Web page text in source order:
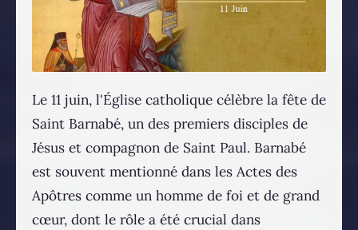
Le 11 juin, l'Église catholique célèbre la fête de
Saint Barnabé, un des premiers disciples de
Jésus et compagnon de Saint Paul. Barnabé
est souvent mentionné dans les Actes des
Apôtres comme un homme de foi et de grand
cœur, dont le rôle a été crucial dans